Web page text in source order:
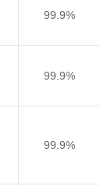
99.9%
99.9%
99.9%